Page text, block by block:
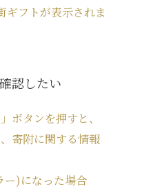
ギフトが表示されま
認したい
ボタンを押すと、
寄附に関する情報
ー)になった場合